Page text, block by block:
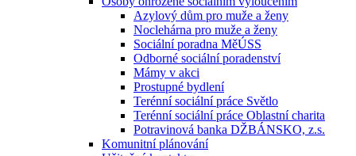
Azylový dům pro muže a ženy
Noclehárna pro muže a ženy
Sociální poradna MěÚSS
Odborné sociální poradenství
Mámy v akci
Prostupné bydlení
Terénní sociální práce Světlo
Terénní sociální práce Oblastní charita
Potravinová banka DŽBÁNSKO, z.s.
Komunitní plánování